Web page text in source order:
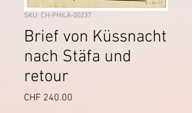
SKU: CH-PHILA-00237
Brief von Küssnacht
nach Stäfa und
retour
CHF 240.00